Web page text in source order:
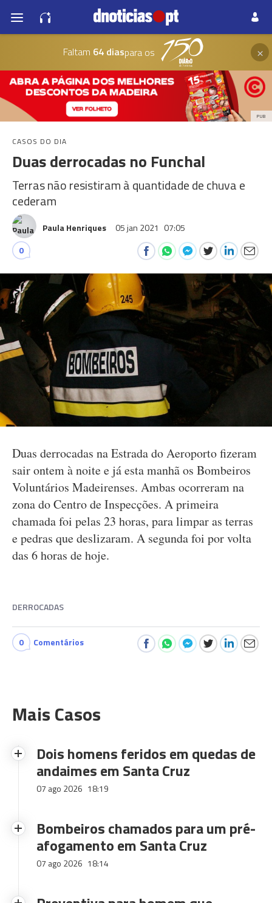
Faltam 64 diaspara os ×
PUB
CASOS DO DIA
Duas derrocadas no Funchal
Terras não resistiram à quantidade de chuva e
cederam
Paula Henriques 05 jan 2021 07:05
0
Duas derrocadas na Estrada do Aeroporto fizeram
sair ontem à noite e já esta manhã os Bombeiros
Voluntários Madeirenses. Ambas ocorreram na
zona do Centro de Inspecções. A primeira
chamada foi pelas 23 horas, para limpar as terras
e pedras que deslizaram. A segunda foi por volta
das 6 horas de hoje.
DERROCADAS
0 Comentários
Mais Casos
Dois homens feridos em quedas de
andaimes em Santa Cruz
07 ago 2026 18:19
Bombeiros chamados para um pré-
afogamento em Santa Cruz
07 ago 2026 18:14